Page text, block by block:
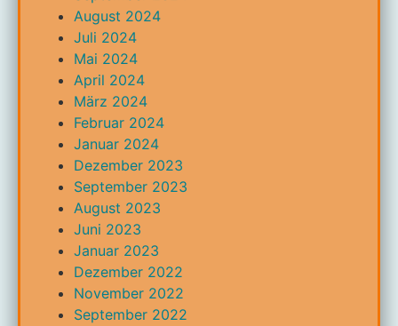
August 2024
Juli 2024
Mai 2024
April 2024
März 2024
Februar 2024
Januar 2024
Dezember 2023
September 2023
August 2023
Juni 2023
Januar 2023
Dezember 2022
November 2022
September 2022